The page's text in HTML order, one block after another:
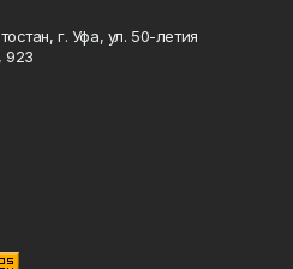
г. Уфа, ул. 50-летия
923